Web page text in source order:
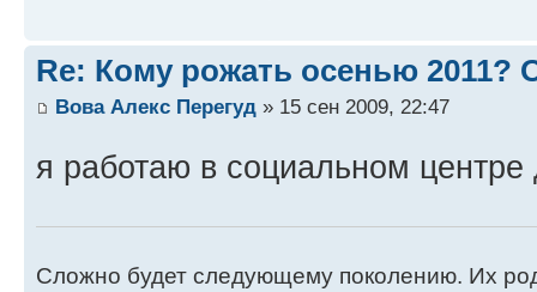
Re: Кому рожать осенью 2011?
Вова Алекс Перегуд » 15 сен 2009, 22:47
я работаю в социальном центре
Сложно будет следующему поколению. Их